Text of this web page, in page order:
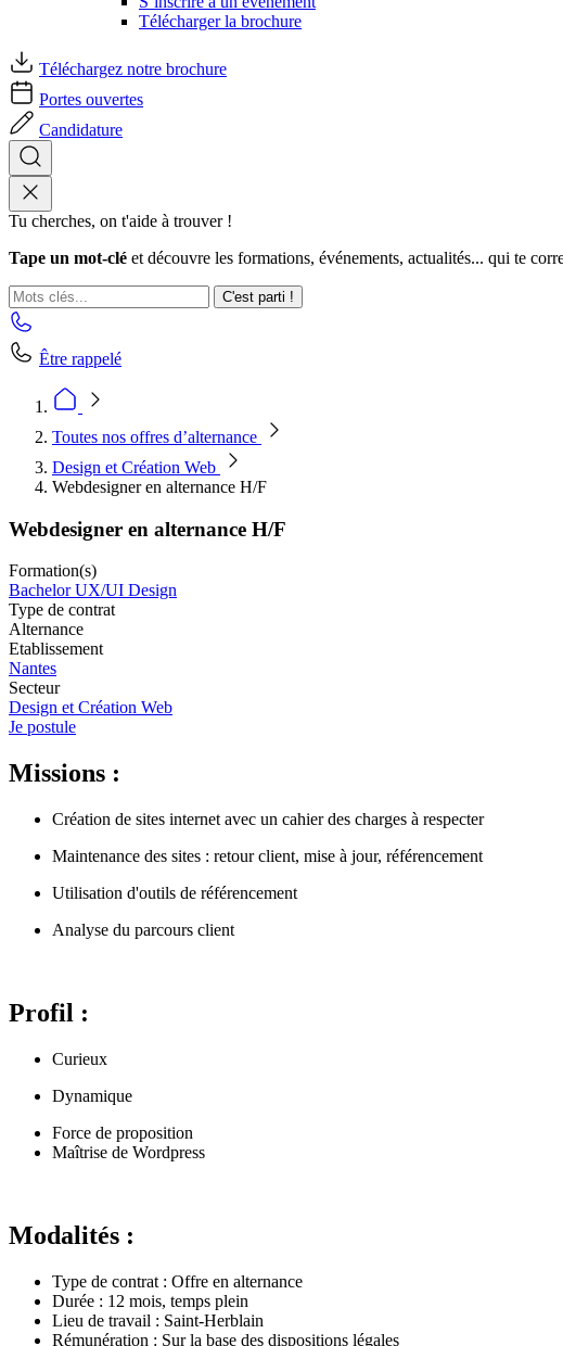
Télécharger la brochure
Téléchargez notre brochure
Portes ouvertes
Candidature
Tu cherches, on t'aide à trouver !
Tape un mot-clé et découvre les formations, événements, actualités... qui te
C'est parti !
Être rappelé
Toutes nos offres d’alternance
Design et Création Web
Webdesigner en alternance H/F
Webdesigner en alternance H/F
Formation(s)
Bachelor UX/UI Design
Type de contrat
Alternance
Etablissement
Nantes
Secteur
Design et Création Web
Je postule
Missions :
Création de sites internet avec un cahier des charges à respecter
Maintenance des sites : retour client, mise à jour, référencement
Utilisation d'outils de référencement
Analyse du parcours client
Profil :
Curieux
Dynamique
Force de proposition
Maîtrise de Wordpress
Modalités :
Type de contrat : Offre en alternance
Durée : 12 mois, temps plein
Lieu de travail : Saint-Herblain
Rémunération : Sur la base des dispositions légales